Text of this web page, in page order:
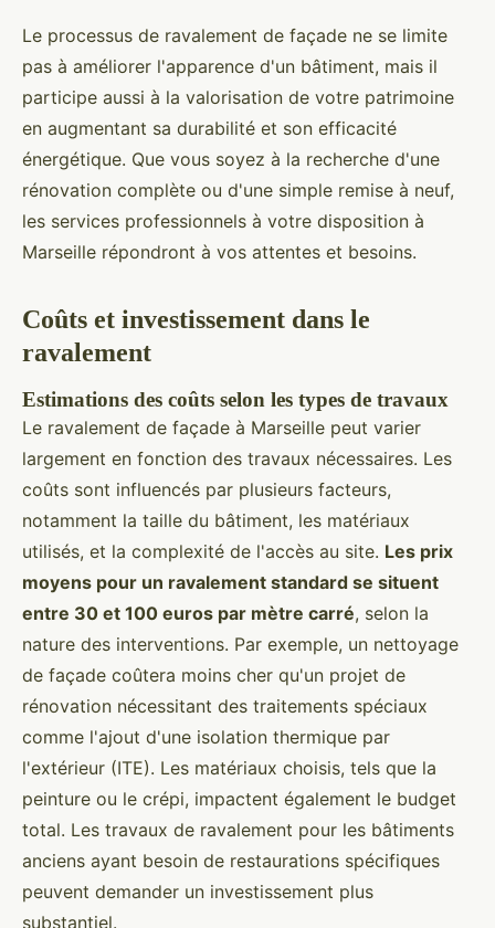
Le processus de ravalement de façade ne se limite
pas à améliorer l'apparence d'un bâtiment, mais il
participe aussi à la valorisation de votre patrimoine
en augmentant sa durabilité et son efficacité
énergétique. Que vous soyez à la recherche d'une
rénovation complète ou d'une simple remise à neuf,
les services professionnels à votre disposition à
Marseille répondront à vos attentes et besoins.
Coûts et investissement dans le
ravalement
Estimations des coûts selon les types de travaux
Le ravalement de façade à Marseille peut varier
largement en fonction des travaux nécessaires. Les
coûts sont influencés par plusieurs facteurs,
notamment la taille du bâtiment, les matériaux
utilisés, et la complexité de l'accès au site. Les prix
moyens pour un ravalement standard se situent
entre 30 et 100 euros par mètre carré, selon la
nature des interventions. Par exemple, un nettoyage
de façade coûtera moins cher qu'un projet de
rénovation nécessitant des traitements spéciaux
comme l'ajout d'une isolation thermique par
l'extérieur (ITE). Les matériaux choisis, tels que la
peinture ou le crépi, impactent également le budget
total. Les travaux de ravalement pour les bâtiments
anciens ayant besoin de restaurations spécifiques
peuvent demander un investissement plus
substantiel.